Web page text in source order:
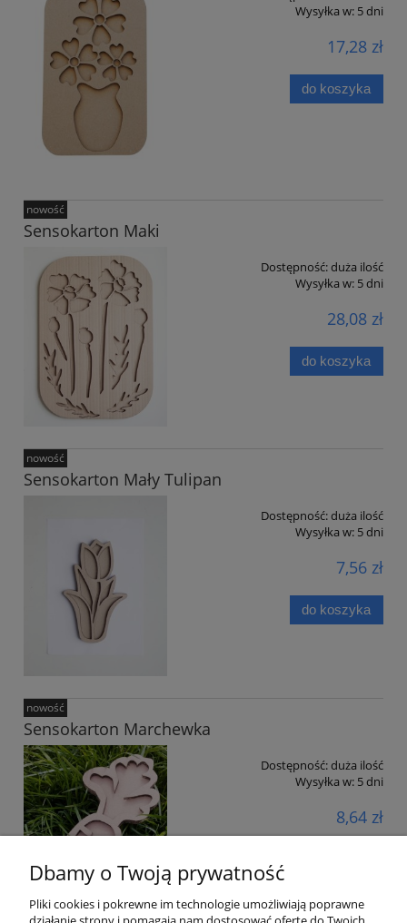
Wysyłka w: 5 dni
17,28 zł
do koszyka
Sensokarton Maki
Dostępność:duża ilość
Wysyłka w: 5 dni
28,08 zł
do koszyka
nowość
Sensokarton Mały Tulipan
Dostępność:duża ilość
Wysyłka w: 5 dni
7,56 zł
do koszyka
nowość
Sensokarton Marchewka
Dostępność:duża ilość
Wysyłka w: 5 dni
8,64 zł
nowość
Dbamy o Twoją prywatność
Pliki cookies i pokrewne im technologie umożliwiają poprawne